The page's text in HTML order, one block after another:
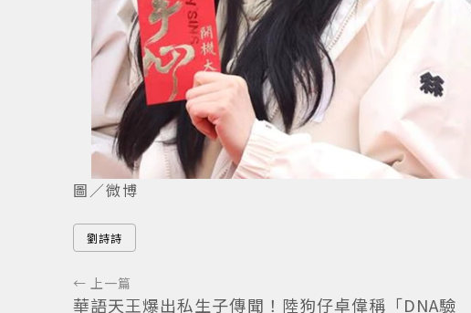
圖／微博
劉詩詩
← 上一篇
華語天王爆出私生子傳聞！陸狗仔卓偉稱「DNA驗